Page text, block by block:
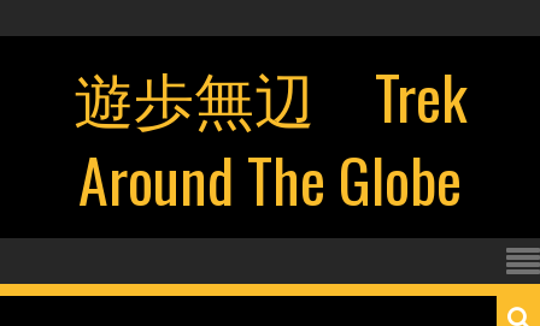
遊歩無辺 Trek
Around The Globe